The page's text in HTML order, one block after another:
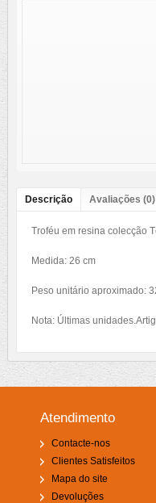
Descrição Avaliações (0)
Troféu em resina colecção
Medida: 26 cm
Peso unitário aproximado:
Nota: Últimas
Atendimento
Contacte-nos
Clientes Satisfeitos
Mapa do site
Devoluções